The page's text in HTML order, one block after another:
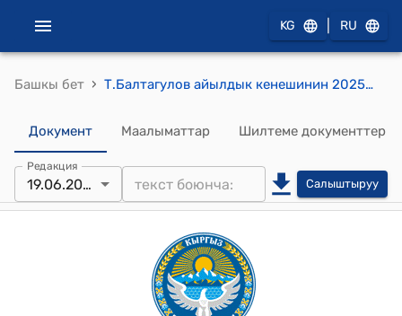
KG RU
Башкы бет › Т.Балтагулов айылдык кенешинин 2025-жылдын 19-июнундагы №5/15 «Жер аянтын багытын өзгөртүү (трансформациялоо) жөнүндө» токтому
Документ Маалыматтар Шилтеме документтер
Редакция
19.06.2025 Салыштыруу